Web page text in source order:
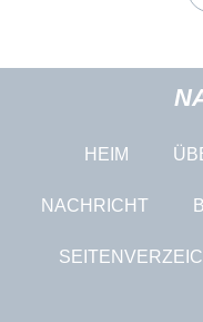
HEIM
NACHRICHT